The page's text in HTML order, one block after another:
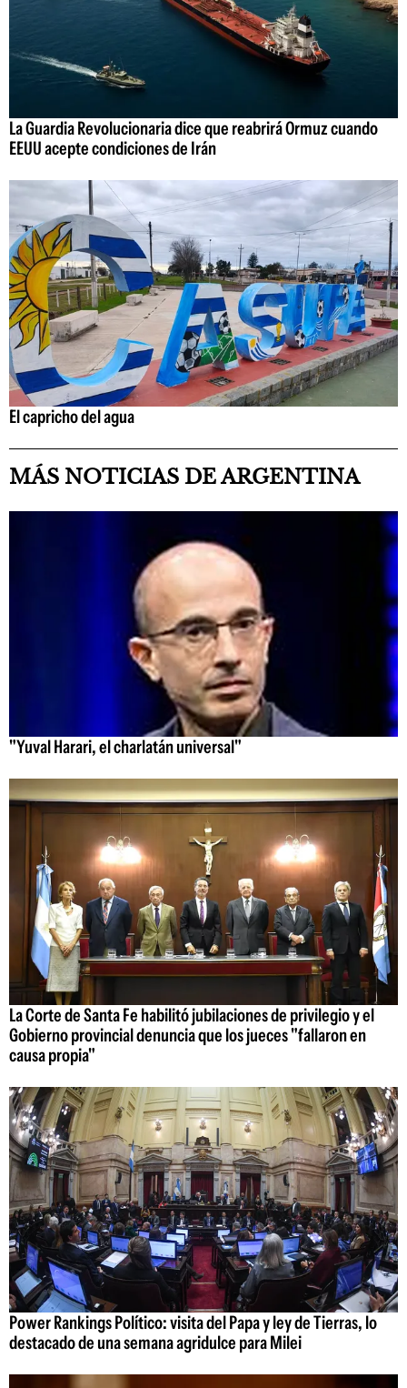
La Guardia Revolucionaria dice que reabrirá Ormuz cuando
EEUU acepte condiciones de Irán
El capricho del agua
MÁS NOTICIAS DE ARGENTINA
"Yuval Harari, el charlatán universal"
La Corte de Santa Fe habilitó jubilaciones de privilegio y el
Gobierno provincial denuncia que los jueces "fallaron en
causa propia"
Power Rankings Político: visita del Papa y ley de Tierras, lo
destacado de una semana agridulce para Milei